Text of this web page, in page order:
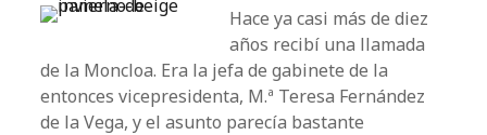
Hace ya casi más de diez
años recibí una llamada
de la Moncloa. Era la jefa de gabinete de la
entonces vicepresidenta, M.ª Teresa Fernández
de la Vega, y el asunto parecía bastante